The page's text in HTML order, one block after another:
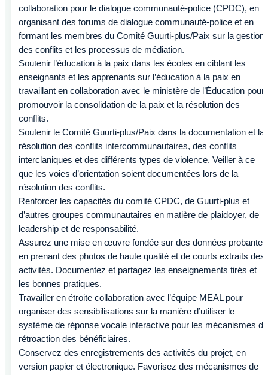
collaboration pour le dialogue communauté-police (CPDC), en
organisant des forums de dialogue communauté-police et en
formant les membres du Comité Guurti-plus/Paix sur la gestion
des conflits et les processus de médiation.
Soutenir l’éducation à la paix dans les écoles en ciblant les
enseignants et les apprenants sur l’éducation à la paix en
travaillant en collaboration avec le ministère de l’Éducation pour
promouvoir la consolidation de la paix et la résolution des
conflits.
Soutenir le Comité Guurti-plus/Paix dans la documentation et la
résolution des conflits intercommunautaires, des conflits
interclaniques et des différents types de violence. Veiller à ce
que les voies d’orientation soient documentées lors de la
résolution des conflits.
Renforcer les capacités du comité CPDC, de Guurti-plus et
d’autres groupes communautaires en matière de plaidoyer, de
leadership et de responsabilité.
Assurez une mise en œuvre fondée sur des données probantes
en prenant des photos de haute qualité et de courts extraits des
activités. Documentez et partagez les enseignements tirés et
les bonnes pratiques.
Travailler en étroite collaboration avec l’équipe MEAL pour
organiser des sensibilisations sur la manière d’utiliser le
système de réponse vocale interactive pour les mécanismes de
rétroaction des bénéficiaires.
Conservez des enregistrements des activités du projet, en
version papier et électronique. Favorisez des mécanismes de